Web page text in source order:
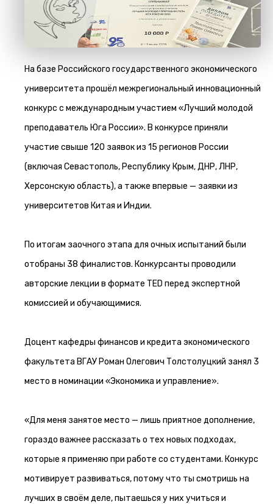
На базе Российского государственного экономического
университета прошёл межрегиональный инновационный
конкурс с международным участием «Лучший молодой
преподаватель Юга России». В конкурсе приняли
участие свыше 120 заявок из 15 регионов России
(включая Севастополь, Республику Крым, ДНР, ЛНР,
Херсонскую область), а также впервые — заявки из
университетов Китая и Индии.
По итогам заочного этапа для очных испытаний были
отобраны 38 финалистов. Конкурсанты проводили
авторские лекции в формате TED перед экспертной
комиссией и обучающимися.
Доцент кафедры финансов и кредита экономического
факультета ВГАУ Роман Олегович Толстолуцкий занял 3
место в номинации «Экономика и управление».
«Для меня занятое место — лишь приятное дополнение,
гораздо важнее рассказать о тех новых подходах,
которые я применяю при работе со студентами. Конкурс
мотивирует развиваться, потому что ты смотришь на
лучших в своём деле, пытаешься у них учиться и